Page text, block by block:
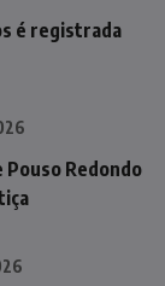
é registrada
Pouso Redondo